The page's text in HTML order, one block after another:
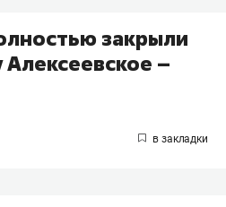
закрыли
Алексеевское –